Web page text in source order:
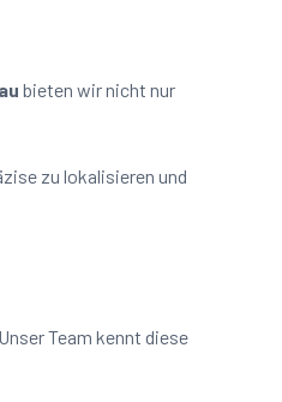
bieten wir nicht nur
zu lokalisieren und
Team kennt diese